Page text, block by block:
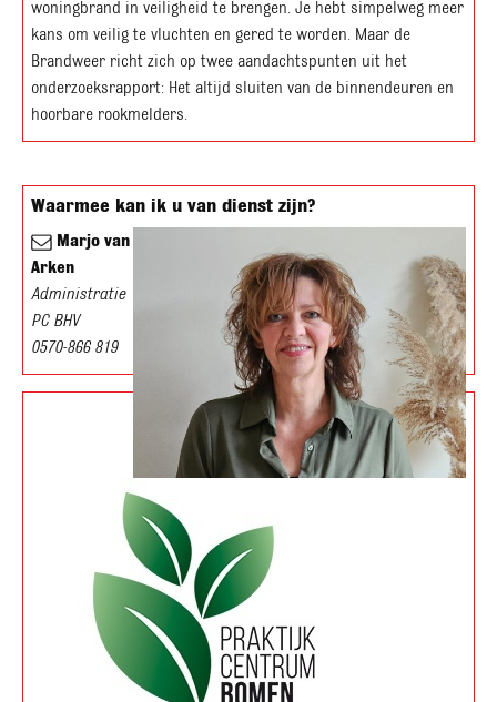
woningbrand in veiligheid te brengen. Je hebt simpelweg meer
kans om veilig te vluchten en gered te worden. Maar de
Brandweer richt zich op twee aandachtspunten uit het
onderzoeksrapport: Het altijd sluiten van de binnendeuren en
hoorbare rookmelders.
Waarmee kan ik u van dienst zijn?
Marjo van
Arken
Administratie
PC BHV
0570-866 819